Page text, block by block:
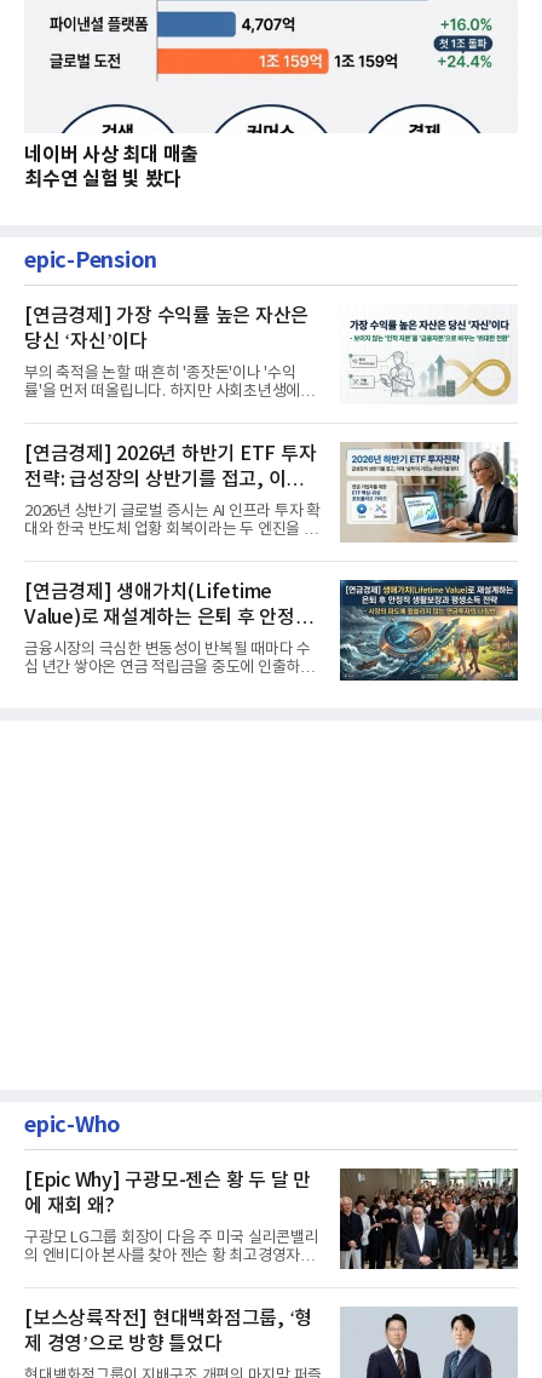
네이버 사상 최대 매출
최수연 실험 빛 봤다
epic-Pension
[연금경제] 가장 수익률 높은 자산은
당신 ‘자신’이다
부의 축적을 논할 때 흔히 '종잣돈'이나 '수익
률'을 먼저 떠올립니다. 하지만 사회초년생에게
[연금경제] 2026년 하반기 ETF 투자
전략: 급성장의 상반기를 접고, 이제
'실적'이 가르는 하반기를 맞다
2026년 상반기 글로벌 증시는 AI 인프라 투자 확
대와 한국 반도체 업황 회복이라는 두 엔진을 달
[연금경제] 생애가치(Lifetime
Value)로 재설계하는 은퇴 후 안정적
생활보장과 평생소득 전략
금융시장의 극심한 변동성이 반복될 때마다 수
십 년간 쌓아온 연금 적립금을 중도에 인출하거
epic-Who
[Epic Why] 구광모-젠슨 황 두 달 만
에 재회 왜?
구광모 LG그룹 회장이 다음 주 미국 실리콘밸리
의 엔비디아 본사를 찾아 젠슨 황 최고경영자
[보스상륙작전] 현대백화점그룹, ‘형
제 경영’으로 방향 틀었다